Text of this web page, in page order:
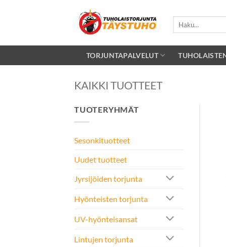
TORJUNTAPALVELUT
KAIKKI TUOTTEET
TUOTERYHMÄT
Sesonkituotteet
Uudet tuotteet
Jyrsijöiden torjunta
Hyönteisten torjunta
UV-hyönteisansat
Lintujen torjunta